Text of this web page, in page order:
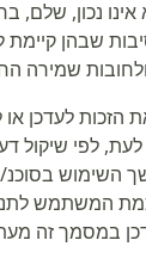
נכון, שלם,
שבהן קיימת
ולחובות שמירה
לעדכן או
לעת, לפי שיקול
השימוש
המשתמש
במסמך זה